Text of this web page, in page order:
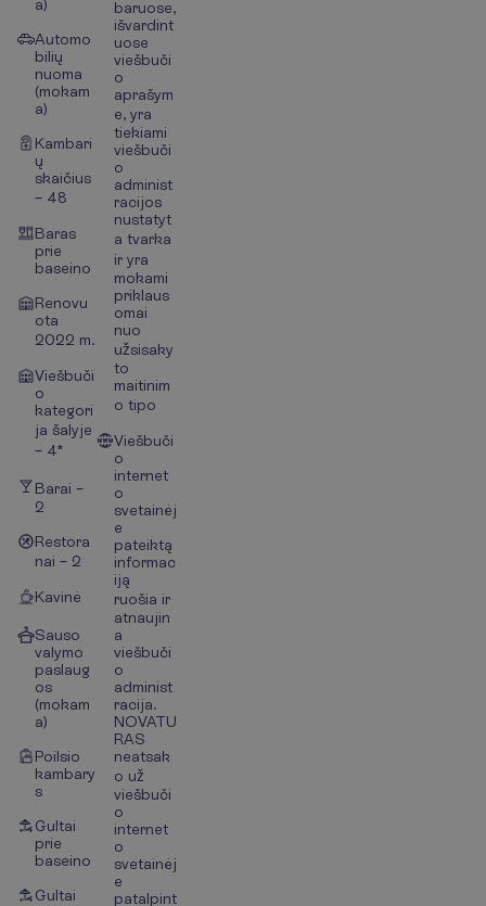
a)
Automo
bilių
nuoma
(mokam
a)
Kambari
ų
skaičius
– 48
Baras
prie
baseino
Renovu
ota
2022 m.
Viešbuči
o
kategori
ja šalyje
– 4*
Barai –
2
Restora
nai – 2
Kavinė
Sauso
valymo
paslaug
os
(mokam
a)
Poilsio
kambary
s
Gultai
prie
baseino
Gultai
baruose,
išvardint
uose
viešbuči
o
aprašym
e, yra
tiekiami
viešbuči
o
administ
racijos
nustatyt
a tvarka
ir yra
mokami
priklaus
omai
nuo
užsisaky
to
maitinim
o tipo
Viešbuči
o
internet
o
svetainėj
e
pateiktą
informac
iją
ruošia ir
atnaujin
a
viešbuči
o
administ
racija.
NOVATU
RAS
neatsak
o už
viešbuči
o
internet
o
svetainėj
e
patalpint